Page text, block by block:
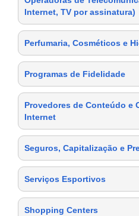
Internet, TV por assinatura)
Perfumaria, Cosméticos e
Programas de Fidelidade
Provedores de Conteúdo e
Internet
Seguros, Capitalização e
Serviços Esportivos
Shopping Centers